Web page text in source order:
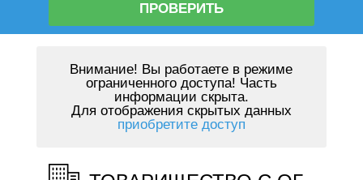
ПРОВЕРИТЬ
Внимание! Вы работаете в режиме
ограниченного доступа! Часть
информации скрыта.
Для отображения скрытых данных
приобретите доступ